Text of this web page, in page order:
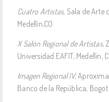
Cuatro Artistas, Sala de Arte
Medellín,CO
X Salón Regional de Artistas,
Universidad EAFIT, Medellín,
Imagen Regional IV,
Banco de la República,